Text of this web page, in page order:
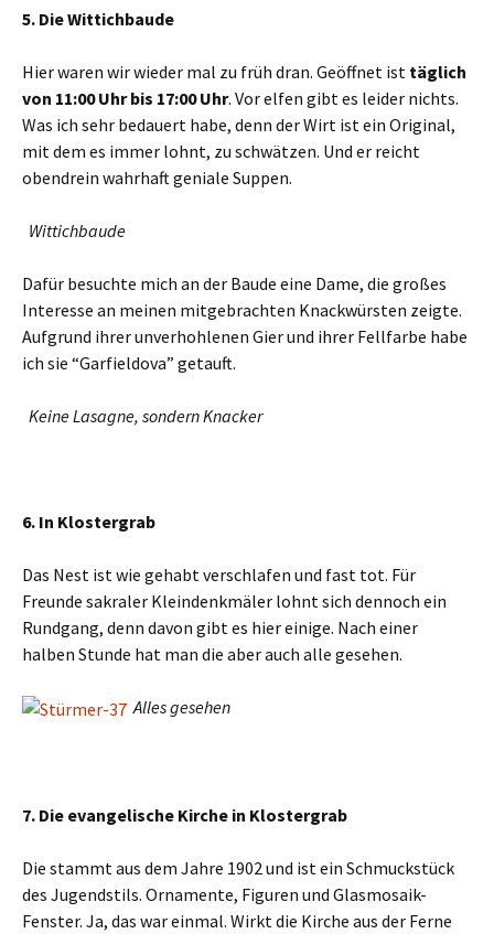
5. Die Wittichbaude
Hier waren wir wieder mal zu früh dran. Geöffnet ist täglich
von 11:00 Uhr bis 17:00 Uhr. Vor elfen gibt es leider nichts.
Was ich sehr bedauert habe, denn der Wirt ist ein Original,
mit dem es immer lohnt, zu schwätzen. Und er reicht
obendrein wahrhaft geniale Suppen.
Wittichbaude
Dafür besuchte mich an der Baude eine Dame, die großes
Interesse an meinen mitgebrachten Knackwürsten zeigte.
Aufgrund ihrer unverhohlenen Gier und ihrer Fellfarbe habe
ich sie “Garfieldova” getauft.
Keine Lasagne, sondern Knacker
6. In Klostergrab
Das Nest ist wie gehabt verschlafen und fast tot. Für
Freunde sakraler Kleindenkmäler lohnt sich dennoch ein
Rundgang, denn davon gibt es hier einige. Nach einer
halben Stunde hat man die aber auch alle gesehen.
Alles gesehen
7. Die evangelische Kirche in Klostergrab
Die stammt aus dem Jahre 1902 und ist ein Schmuckstück
des Jugendstils. Ornamente, Figuren und Glasmosaik-
Fenster. Ja, das war einmal. Wirkt die Kirche aus der Ferne